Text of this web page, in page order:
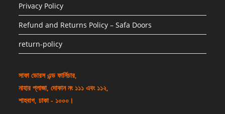
Privacy Policy
Refund and Returns Policy – Safa Doors
return-policy
সাফা ডোরস এন্ড ফার্নিচার,
নাহার প্লাজা, দোকান নং ১১১ এবং ১১২,
শাহবাগ, ঢাকা - ১০০০।